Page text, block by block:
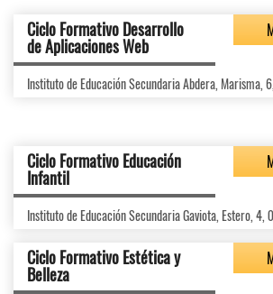
Ciclo Formativo Desarrollo
de Aplicaciones Web
Instituto de Educación Secundaria Abdera, Marisma,
Ciclo Formativo Educación
Infantil
Instituto de Educación Secundaria Gaviota, Estero, 4,
Ciclo Formativo Estética y
Belleza